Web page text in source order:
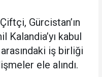
Gürcistan’ın
Kalandia’yı kabul
iş birliği
ele alındı.